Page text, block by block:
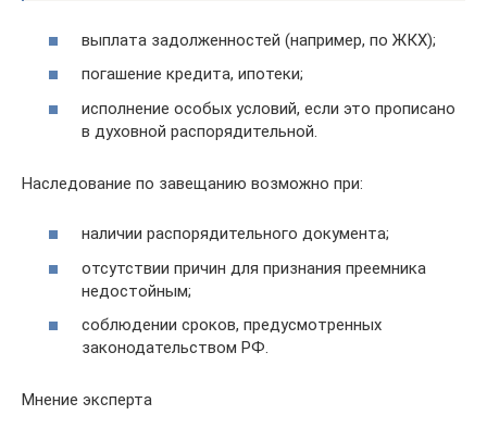
выплата задолженностей (например, по ЖКХ);
погашение кредита, ипотеки;
исполнение особых условий, если это прописано
в духовной распорядительной.
Наследование по завещанию возможно при:
наличии распорядительного документа;
отсутствии причин для признания преемника
недостойным;
соблюдении сроков, предусмотренных
законодательством РФ.
Мнение эксперта